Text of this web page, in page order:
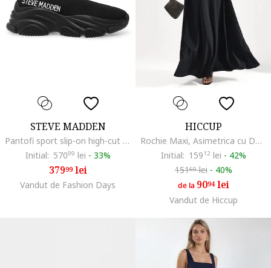
STEVE MADDEN
Pantofi sport slip-on high-cut cu model soseta Prodigy, Negru
Initial: 57099 lei - 33%
37999lei
Vandut de Fashion Days
HICCUP
Rochie Maxi, Asimetrica cu Decupaje, Neagra, Poliester
Initial: 15912 lei - 42%
15160lei - 40%
de la 9094lei
Vandut de Hiccup